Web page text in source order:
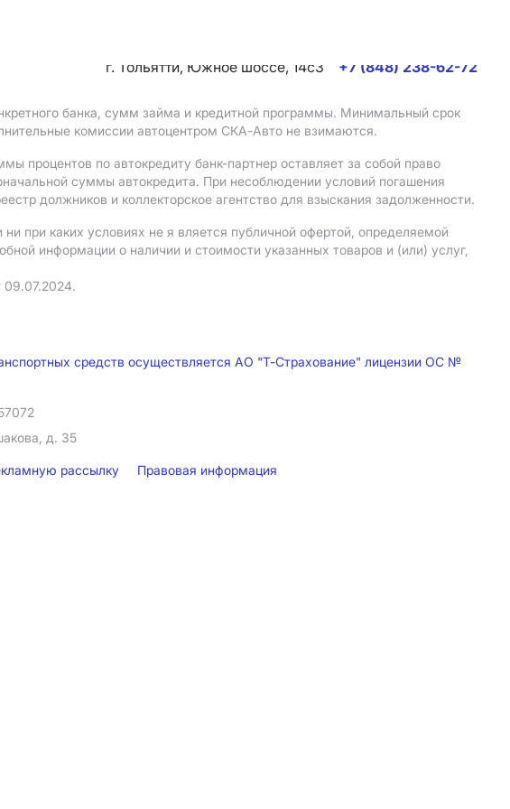
г. Тольятти, Южное шоссе, 14с3
+7 (848) 238-62-72
банка, сумм займа и кредитной программы. Минимальный срок
комиссии автоцентром СКА-Авто не взимаются.
процентов по автокредиту банк-партнер оставляет за собой право
суммы автокредита. При несоблюдении условий погашения
должников и коллекторское агентство для взыскания задолженности.
при каких условиях не я вляется публичной офертой, определяемой
информации о наличии и стоимости указанных товаров и (или) услуг,
средств осуществляется АО "Т-Страхование" лицензии ОС №
д. 35
рассылку Правовая информация